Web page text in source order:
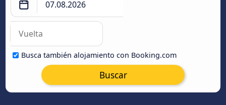
Busca también alojamiento con Booking.com
Buscar